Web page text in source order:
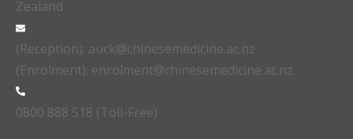
Zealand
(Reception): auck@chinesemedicine.ac.nz
(Enrolment): enrolment@chinesemedicine.ac.nz
0800 888 518 (Toll-Free)